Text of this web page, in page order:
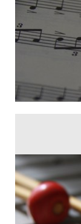
Master